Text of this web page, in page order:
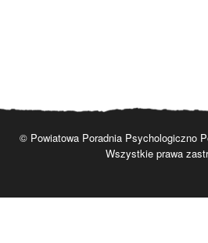
© Powiatowa Poradnia Psychologiczno
Wszystkie prawa